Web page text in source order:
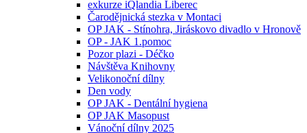
exkurze iQlandia Liberec
Čarodějnická stezka v Montaci
OP JAK - Stínohra, Jiráskovo divadlo v Hronově
OP - JAK 1.pomoc
Pozor plazi - Déčko
Návštěva Knihovny
Velikonoční dílny
Den vody
OP JAK - Dentální hygiena
OP JAK Masopust
Vánoční dílny 2025